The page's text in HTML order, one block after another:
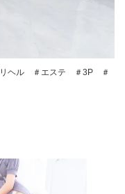
リヘル ＃エステ ＃3P ＃